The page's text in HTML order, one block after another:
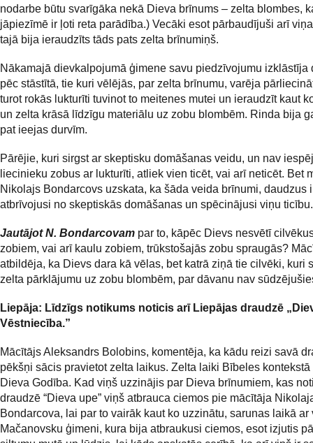
nodarbe būtu svarīgāka nekā Dieva brīnums – zelta blombes,
jāpiezīmē ir ļoti reta parādība.) Vecāki esot pārbaudījuši arī
tajā bija ieraudzīts tāds pats zelta brīnumiņš.
Nākamajā dievkalpojumā ģimene savu piedzīvojumu izklāstīja
pēc stāstītā, tie kuri vēlējās, par zelta brīnumu, varēja
turot rokās lukturīti tuvinot to meitenes mutei un ieraudzīt kaut
un zelta krāsā līdzīgu materiālu uz zobu blombēm. Rinda bija
pat ieejas durvīm.
Pārējie, kuri sirgst ar skeptisku domāšanas veidu, un nav
liecinieku zobus ar lukturīti, atliek vien ticēt, vai arī neticēt. Bet
Nikolajs Bondarcovs uzskata, ka šāda veida brīnumi, daudzus
atbrīvojusi no skeptiskās domāšanas un spēcinājusi viņu ticību.
Jautājot N. Bondarcovam par to, kāpēc Dievs nesvētī
zobiem, vai arī kaulu zobiem, trūkstošajās zobu spraugās?
atbildēja, ka Dievs dara kā vēlas, bet katrā ziņā tie cilvēki, kuri
zelta pārklājumu uz zobu blombēm, par dāvanu nav
Liepāja: Līdzīgs notikums noticis arī Liepājas draudzē
Vēstniecība.”
Mācītājs Aleksandrs Bolobins, komentēja, ka kādu reizi savā
pēkšņi sācis pravietot zelta laikus. Zelta laiki Bībeles kontekstā
Dieva Godība. Kad viņš uzzinājis par Dieva brīnumiem, kas
draudzē “Dieva upe” viņš atbrauca ciemos pie mācītāja
Bondarcova, lai par to vairāk kaut ko uzzinātu, sarunas laikā ar
Mačanovsku ģimeni, kura bija atbraukusi ciemos, esot izjutis